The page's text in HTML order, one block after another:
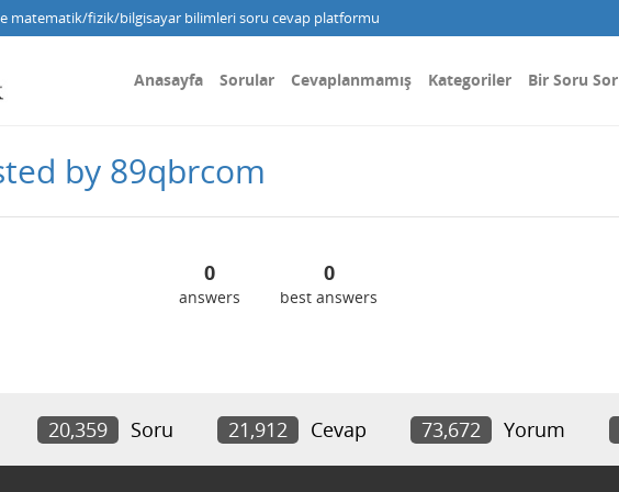
matematik/fizik/bilgisayar bilimleri soru cevap platformu
Anasayfa Sorular Cevaplanmamış Kategoriler Bir Soru Sor
by 89qbrcom
0
answers
0
best answers
20,359 Soru 21,912 Cevap 73,672 Yorum